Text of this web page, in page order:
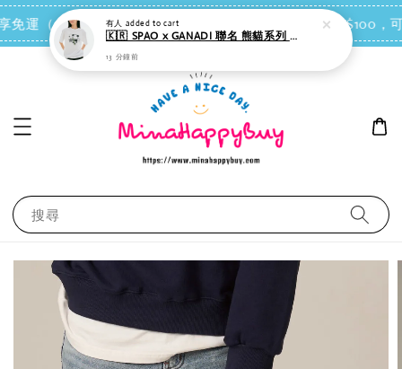
運（台灣離島地區除外） 會員每消費NT$100，可
搜尋